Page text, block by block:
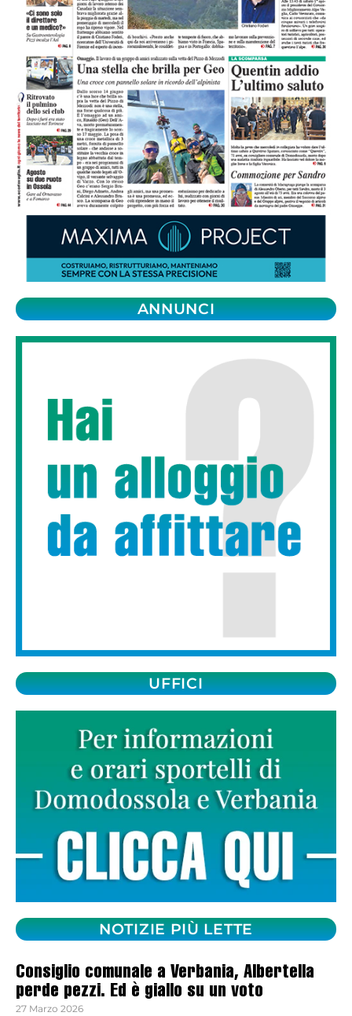
ANNUNCI
UFFICI
NOTIZIE PIÙ LETTE
Consiglio comunale a Verbania, Albertella
perde pezzi. Ed è giallo su un voto
27 Marzo 2026